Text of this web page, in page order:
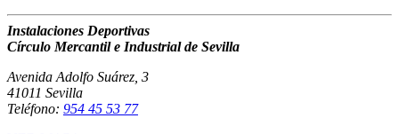
Instalaciones Deportivas
Círculo Mercantil e Industrial de Sevilla
Avenida Adolfo Suárez, 3
41011 Sevilla
Teléfono: 954 45 53 77